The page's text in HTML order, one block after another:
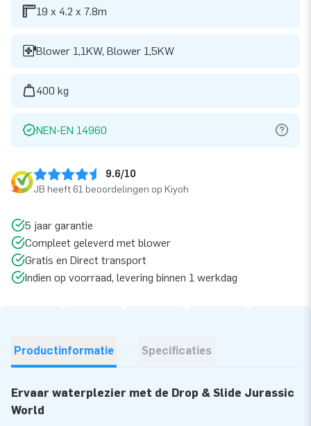
19 x 4.2 x 7.8m
Blower 1,1KW, Blower 1,5KW
400 kg
NEN-EN 14960
9.6/10
JB heeft 61 beoordelingen op Kiyoh
5 jaar garantie
Compleet geleverd met blower
Gratis en Direct transport
Indien op voorraad, levering binnen 1 werkdag
Productinformatie Specificaties
Ervaar waterplezier met de Drop & Slide Jurassic
World